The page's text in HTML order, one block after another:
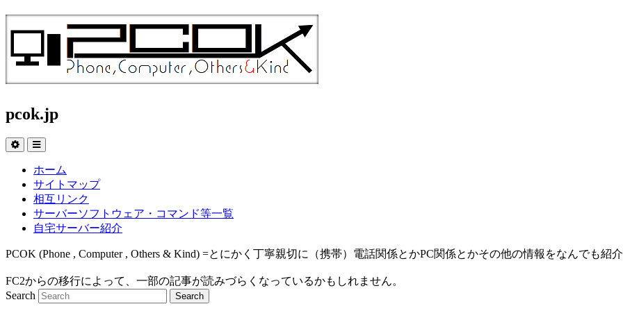
pcok.jp
ホーム
サイトマップ
相互リンク
サーバーソフトウェア・コマンド等一覧
自宅サーバー紹介
PCOK (Phone , Computer , Others & Kind) =とにかく丁寧親切に（携帯）電話関係とかPC関係とかその他の情報をなんでも紹
FC2からの移行によって、一部の記事が読みづらくなっているかもしれません。
Search